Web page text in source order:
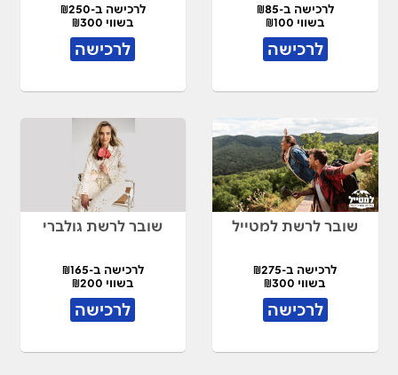
לרכישה ב-₪85
בשווי ₪100
לרכישה
לרכישה ב-₪250
בשווי ₪300
לרכישה
שובר לרשת למטייל
לרכישה ב-₪275
בשווי ₪300
לרכישה
שובר לרשת גולברי
לרכישה ב-₪165
בשווי ₪200
לרכישה